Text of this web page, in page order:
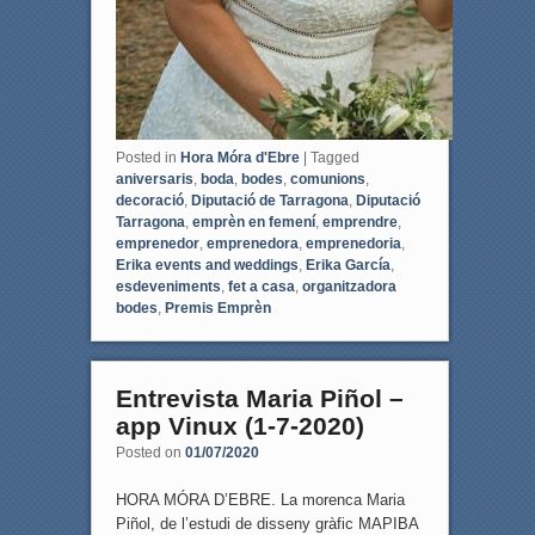
Posted in Hora Móra d'Ebre | Tagged
aniversaris boda bodes comunions
decoració, Diputació de Tarragona Diputació
Tarragona emprèn en femení, emprendre,
emprenedor, emprenedora emprenedoria
Erika events and weddings Erika García
esdeveniments fet a casa organitzadora
bodes Premis Emprèn
Entrevista Maria Piñol –
app Vinux (1-7-2020)
Posted on 01/07/2020
HORA MÓRA D’EBRE. La morenca Maria
Piñol, de l’estudi de disseny gràfic MAPIBA